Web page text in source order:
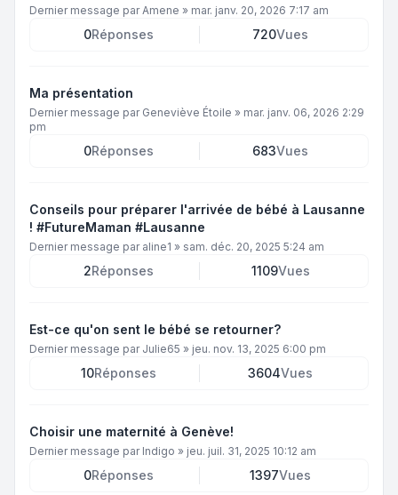
Dernier message parAmene » mar. janv. 20, 2026 7:17 am
0Réponses 720Vues
Ma présentation
Dernier message par Geneviève Étoile » mar. janv. 06, 2026 2:29
pm
0Réponses 683Vues
Conseils pour préparer l'arrivée de bébé à Lausanne
! #FutureMaman #Lausanne
Dernier message par aline1 » sam. déc. 20, 2025 5:24 am
2Réponses 1109Vues
Est-ce qu'on sent le bébé se retourner?
Dernier message par Julie65 » jeu. nov. 13, 2025 6:00 pm
10Réponses 3604Vues
Choisir une maternité à Genève!
Dernier message par Indigo » jeu. juil. 31, 2025 10:12 am
0Réponses 1397Vues